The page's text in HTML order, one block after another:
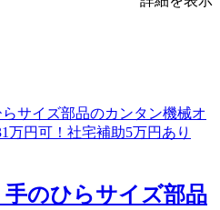
手のひらサイズ部品